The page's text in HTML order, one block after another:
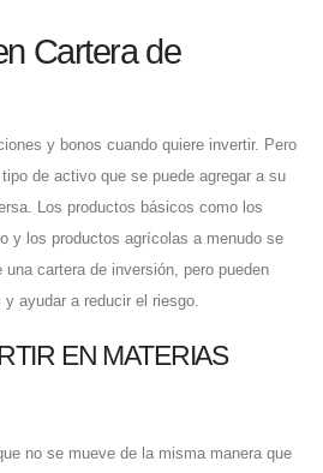
Cartera de
y bonos cuando quiere invertir. Pero
de activo que se puede agregar a su
Los productos básicos como los
y los productos agrícolas a menudo se
cartera de inversión, pero pueden
ayudar a reducir el riesgo.
EN MATERIAS
no se mueve de la misma manera que